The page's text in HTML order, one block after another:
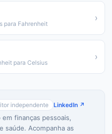
para Fahrenheit
›
para Celsius
›
independente LinkedIn ↗
finanças pessoais,
saúde. Acompanha as